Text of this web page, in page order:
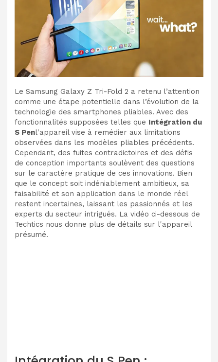
Le Samsung Galaxy Z Tri-Fold 2 a retenu l’attention
comme une étape potentielle dans l’évolution de la
technologie des smartphones pliables. Avec des
fonctionnalités supposées telles que Intégration du
S Penl'appareil vise à remédier aux limitations
observées dans les modèles pliables précédents.
Cependant, des fuites contradictoires et des défis
de conception importants soulèvent des questions
sur le caractère pratique de ces innovations. Bien
que le concept soit indéniablement ambitieux, sa
faisabilité et son application dans le monde réel
restent incertaines, laissant les passionnés et les
experts du secteur intrigués. La vidéo ci-dessous de
Techtics nous donne plus de détails sur l'appareil
présumé.